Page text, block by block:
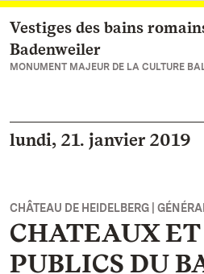
Vers la page d’accueil
Vestiges des bains
Badenweiler
MONUMENT MAJEUR DE LA CULTURE
lundi, 21. janvier 2019
CHÂTEAU DE HEIDELBERG |
CHATEAUX
PUBLICS DU